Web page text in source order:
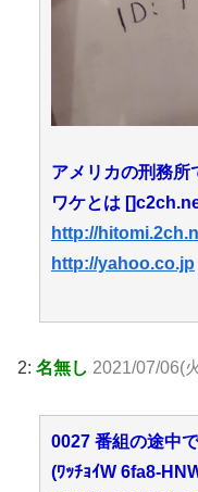
アメリカの刑務
ワケとは
http://
http://yahoo.co.jp
2: 名無し 2021/07/06(
0027 番組の途中
(ﾜｯﾁｮｲW 6fa8-